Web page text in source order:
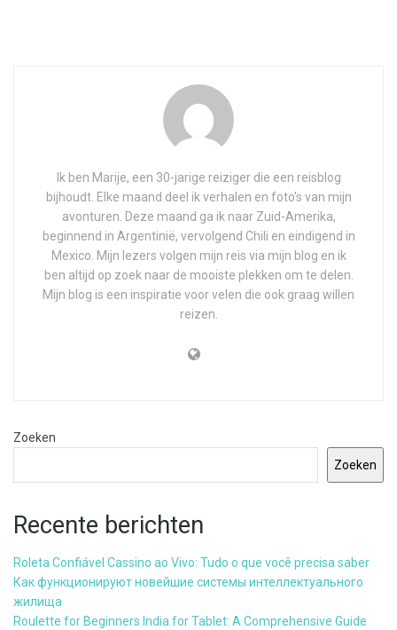
Ik ben Marije, een 30-jarige reiziger die een reisblog
bijhoudt. Elke maand deel ik verhalen en foto's van mijn
avonturen. Deze maand ga ik naar Zuid-Amerika,
beginnend in Argentinië, vervolgend Chili en eindigend in
Mexico. Mijn lezers volgen mijn reis via mijn blog en ik
ben altijd op zoek naar de mooiste plekken om te delen.
Mijn blog is een inspiratie voor velen die ook graag willen
reizen.
Zoeken
Zoeken
Recente berichten
Roleta Confiável Cassino ao Vivo: Tudo o que você precisa saber
Как функционируют новейшие системы интеллектуального
жилища
Roulette for Beginners India for Tablet: A Comprehensive Guide